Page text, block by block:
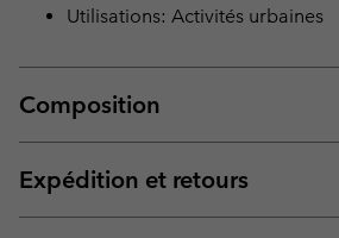
Utilisations: Activités urbaines
Composition
Expédition et retours